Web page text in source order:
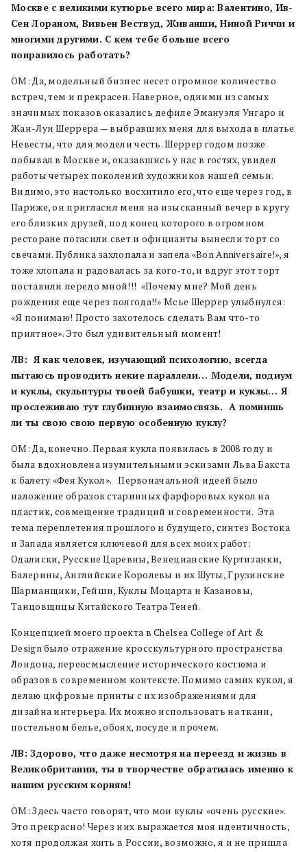
Москве с великими кутюрье всего мира: Валентино, Ив-
Сен Лораном, Вивьен Вествуд, Живанши, Ниной Риччи и
многими другими. С кем тебе больше всего
понравилось работать?
ОМ: Да, модельный бизнес несет огромное количество
встреч, тем и прекрасен. Наверное, одними из самых
значимых показов оказались дефиле Эмануэля Унгаро и
Жан-Луи Шеррера — выбравших меня для выхода в платье
Невесты, что для модели честь. Шеррер годом позже
побывал в Москве и, оказавшись у нас в гостях, увидел
работы четырех поколений художников нашей семьи.
Видимо, это настолько восхитило его, что еще через год, в
Париже, он пригласил меня на изысканный вечер в кругу
его близких друзей, под конец которого в огромном
ресторане погасили свет и официанты вынесли торт со
свечами. Публика захлопала и запела «Bon Anniversaire!», я
тоже хлопала и радовалась за кого-то, и вдруг этот торт
поставили передо мной!!! «Почему мне? Мой день
рождения еще через полгода!!» Мсье Шеррер улыбнулся:
«Я понимаю! Просто захотелось сделать Вам что-то
приятное». Это был удивительный момент!
ЛВ: Я как человек, изучающий психологию, всегда
пытаюсь проводить некие параллели… Модели, подиум
и куклы, скульптуры твоей бабушки, театр и куклы… Я
прослеживаю тут глубинную взаимосвязь. А помнишь
ли ты свою свою первую особенную куклу?
ОМ: Да, конечно. Первая кукла появилась в 2008 году и
была вдохновлена изумительными эскизами Льва Бакста
к балету «Фея Кукол». Первоначальной идеей было
наложение образов старинных фарфоровых кукол на
пластик, совмещение традиций и современности. Эта
тема переплетения прошлого и будущего, синтез Востока
и Запада является ключевой для всех моих работ:
Одалиски, Русские Царевны, Венецианские Куртизанки,
Балерины, Английские Королевы и их Шуты, Грузинские
Шарманщики, Гейши, Куклы Моцарта и Казановы,
Танцовщицы Китайского Театра Теней.
Концепцией моего проекта в Chelsea College of Art &
Design было отражение кросскультурного пространства
Лондона, переосмысление исторического костюма и
образов в современном контексте. Помимо самих кукол, я
делаю цифровые принты с их изображениями для
дизайна интерьера. Их можно использовать на ткани,
постельном белье, обоях, посуде и прочем.
ЛВ: Здорово, что даже несмотря на переезд и жизнь в
Великобритании, ты в творчестве обратилась именно к
нашим русским корням!
ОМ: Здесь часто говорят, что мои куклы «очень русские».
Это прекрасно! Через них выражается моя идентичность,
хотя продолжая жить в России, возможно, я и не пришла